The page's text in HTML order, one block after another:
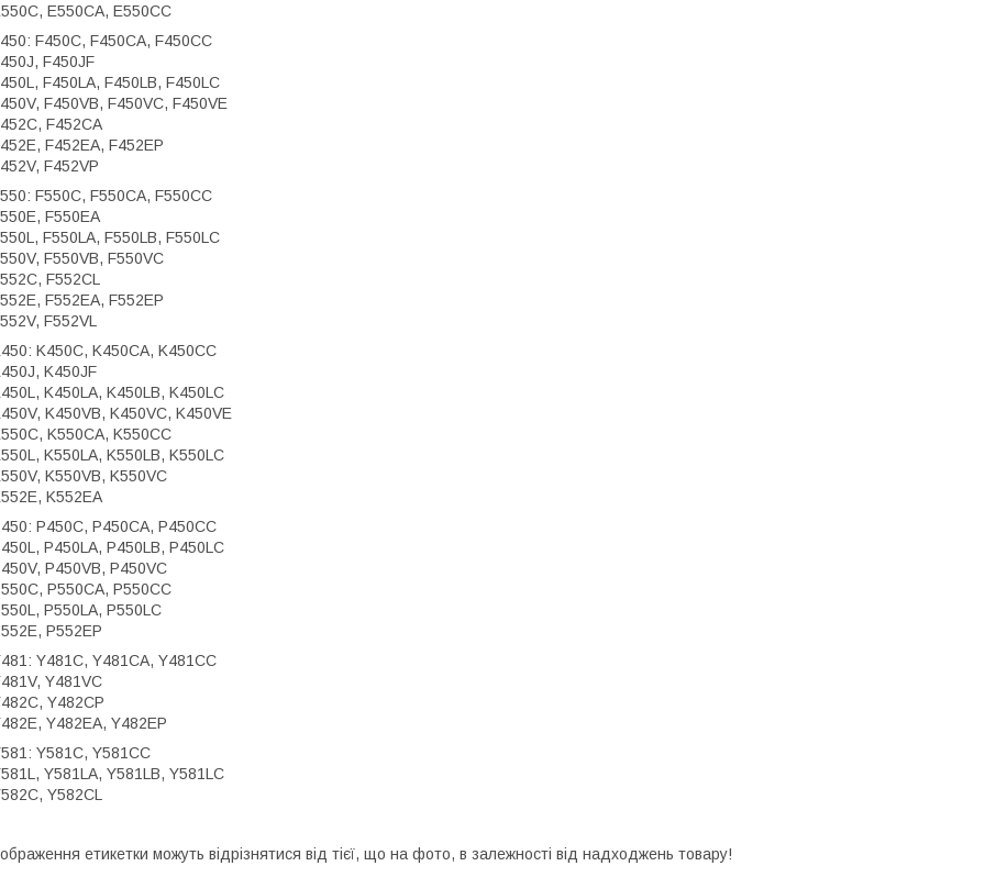
E550CA, E550CC
F450C, F450CA, F450CC
F450JF
F450LA, F450LB, F450LC
F450VB, F450VC, F450VE
F452CA
F452EA, F452EP
F452VP
F550C, F550CA, F550CC
F550EA
F550LA, F550LB, F550LC
F550VB, F550VC
F552CL
F552EA, F552EP
F552VL
K450C, K450CA, K450CC
K450JF
K450LA, K450LB, K450LC
K450VB, K450VC, K450VE
K550CA, K550CC
K550LA, K550LB, K550LC
K550VB, K550VC
K552EA
P450C, P450CA, P450CC
P450LA, P450LB, P450LC
P450VB, P450VC
P550CA, P550CC
P550LA, P550LC
P552EP
Y481C, Y481CA, Y481CC
Y481VC
Y482CP
Y482EA, Y482EP
Y581C, Y581CC
Y581LA, Y581LB, Y581LC
Y582CL
етикетки можуть відрізнятися від тієї, що на фото, в залежності від надходжень товару!